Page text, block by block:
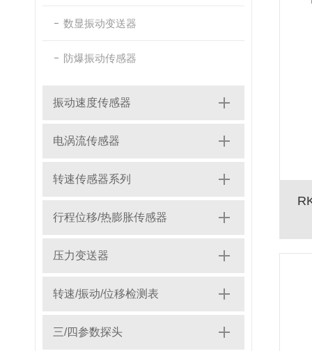
数显振动变送器
防爆振动传感器
振动速度传感器
电涡流传感器
转速传感器系列
行程位移/热膨胀传感器
压力变送器
转速/振动/位移检测表
三/四参数探头